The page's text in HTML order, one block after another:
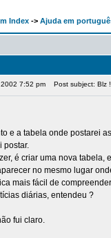
Index -> Ajuda em
7:52 pm Post subject: Blz
e a tabela onde postarei
postar.
é criar uma nova
no mesmo lugar
mais fácil de
diárias, entendeu ?
fui claro.